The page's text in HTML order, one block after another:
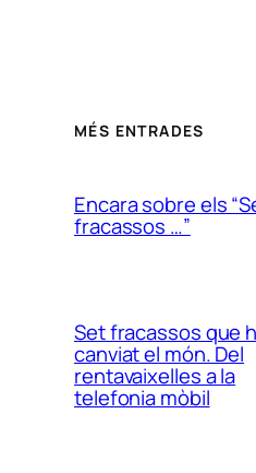
MÉS ENTRADES
Encara sobre els
fracassos …”
Set fracassos que
canviat el món. Del
rentavaixelles a la
telefonia mòbil